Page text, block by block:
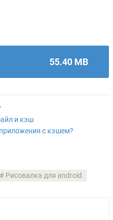
55.40 MB
и кэш
с кэшем?
Рисовалка для android